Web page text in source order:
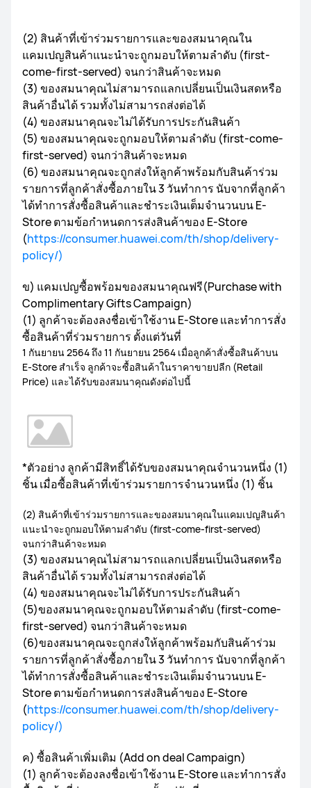
(2) สินค้าที่เข้าร่วมรายการและของสมนาคุณใน
แคมเปญสินค้าแนะนำจะถูกมอบให้ตามลำดับ (first-
come-first-served) จนกว่าสินค้าจะหมด
(3) ของสมนาคุณไม่สามารถแลกเปลี่ยนเป็นเงินสดหรือ
สินค้าอื่นได้ รวมทั้งไม่สามารถส่งต่อได้
(4) ของสมนาคุณจะไม่ได้รับการประกันสินค้า
(5) ของสมนาคุณจะถูกมอบให้ตามลำดับ (first-come-
first-served) จนกว่าสินค้าจะหมด
(6) ของสมนาคุณจะถูกส่งให้ลูกค้าพร้อมกับสินค้าร่วม
รายการที่ลูกค้าสั่งซื้อภายใน 3 วันทำการ นับจากที่ลูกค้า
ได้ทำการสั่งซื้อสินค้าและชำระเงินเต็มจำนวนบน E-
Store ตามข้อกำหนดการส่งสินค้าของ E-Store
(https://consumer.huawei.com/th/shop/delivery-
policy/)
ข) แคมเปญซื้อพร้อมของสมนาคุณฟรี(Purchase with
Complimentary Gifts Campaign)
(1) ลูกค้าจะต้องลงชื่อเข้าใช้งาน E-Store และทำการสั่ง
ซื้อสินค้าที่ร่วมรายการ ตั้งแต่วันที่
1 กันยายน 2564 ถึง 11 กันยายน 2564 เมื่อลูกค้าสั่งซื้อสินค้าบน
E-Store สำเร็จ ลูกค้าจะซื้อสินค้าในราคาขายปลีก (Retail
Price) และได้รับของสมนาคุณดังต่อไปนี้
*ตัวอย่าง ลูกค้ามีสิทธิ์ได้รับของสมนาคุณจำนวนหนึ่ง (1)
ชิ้น เมื่อซื้อสินค้าที่เข้าร่วมรายการจำนวนหนึ่ง (1) ชิ้น
(2) สินค้าที่เข้าร่วมรายการและของสมนาคุณในแคมเปญสินค้า
แนะนำจะถูกมอบให้ตามลำดับ (first-come-first-served)
จนกว่าสินค้าจะหมด
(3) ของสมนาคุณไม่สามารถแลกเปลี่ยนเป็นเงินสดหรือ
สินค้าอื่นได้ รวมทั้งไม่สามารถส่งต่อได้
(4) ของสมนาคุณจะไม่ได้รับการประกันสินค้า
(5)ของสมนาคุณจะถูกมอบให้ตามลำดับ (first-come-
first-served) จนกว่าสินค้าจะหมด
(6)ของสมนาคุณจะถูกส่งให้ลูกค้าพร้อมกับสินค้าร่วม
รายการที่ลูกค้าสั่งซื้อภายใน 3 วันทำการ นับจากที่ลูกค้า
ได้ทำการสั่งซื้อสินค้าและชำระเงินเต็มจำนวนบน E-
Store ตามข้อกำหนดการส่งสินค้าของ E-Store
(https://consumer.huawei.com/th/shop/delivery-
policy/)
ค) ซื้อสินค้าเพิ่มเติม (Add on deal Campaign)
(1) ลูกค้าจะต้องลงชื่อเข้าใช้งาน E-Store และทำการสั่ง